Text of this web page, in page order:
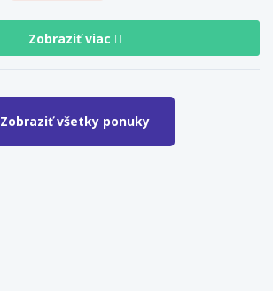
Zobraziť viac
Zobraziť všetky ponuky